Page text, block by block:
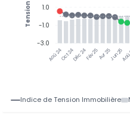
Aoû 24Oct 24Déc 24Fév 25Avr 25Jun 25
1.0
-1.0
-3.0
Tension
Indice de Tension Immobilière